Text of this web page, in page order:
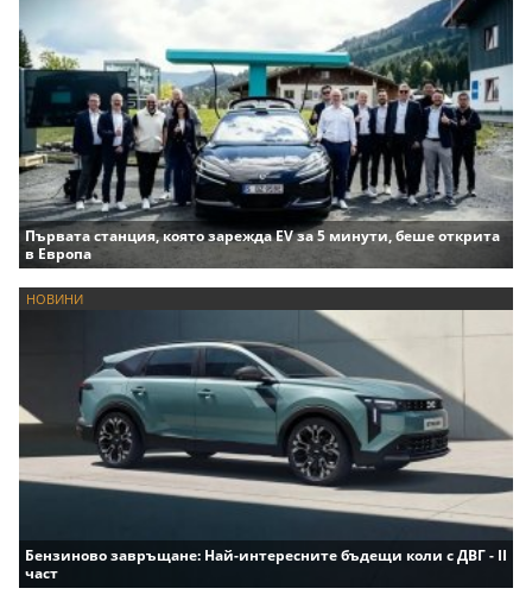
Първата станция, която зарежда EV за 5 минути, беше открита
в Европа
НОВИНИ
Бензиново завръщане: Най-интересните бъдещи коли с ДВГ - II
част